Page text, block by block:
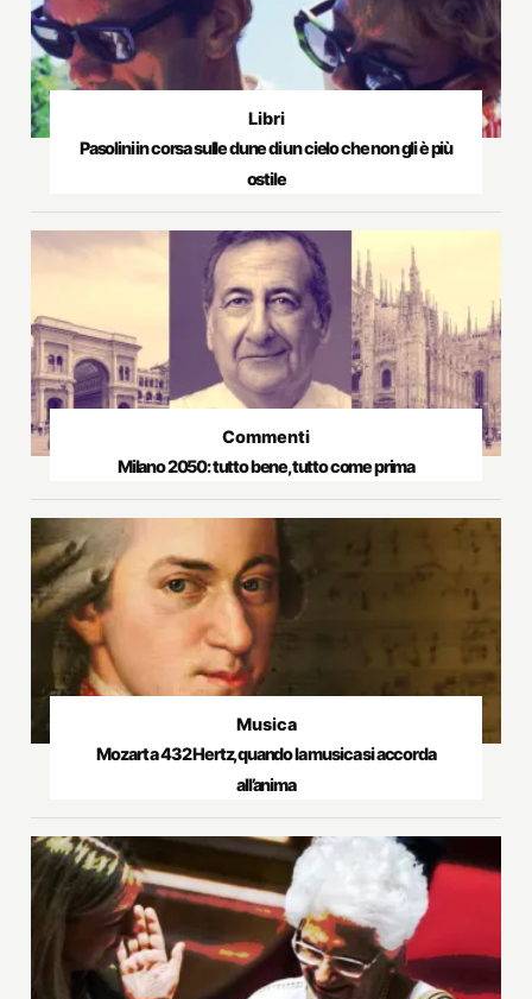
Libri
Pasolini in corsa sulle dune di un cielo che non gli è più
ostile
Commenti
Milano 2050: tutto bene, tutto come prima
Musica
Mozart a 432 Hertz, quando la musica si accorda
all’anima